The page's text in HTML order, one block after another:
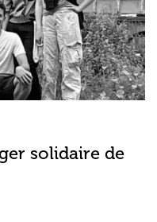
solidaire de